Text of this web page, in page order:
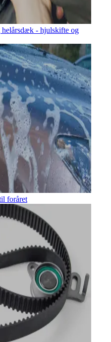
- hjulskifte og
foråret